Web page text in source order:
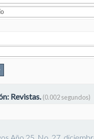
Revistas.(0.002 segundos)